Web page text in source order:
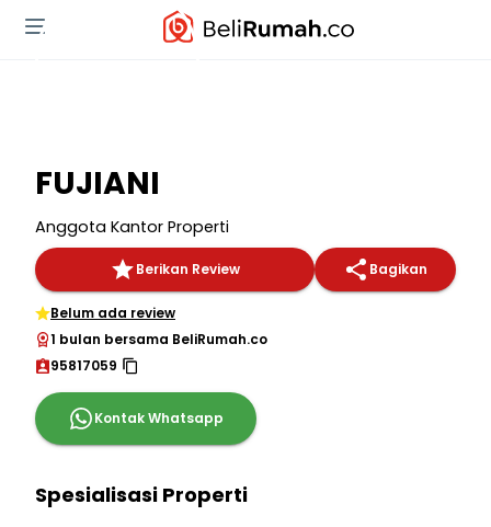
FUJIANI
Anggota Kantor Properti
Berikan Review Bagikan
Belum ada review
1 bulan bersama BeliRumah.co
95817059
Kontak Whatsapp
Spesialisasi Properti